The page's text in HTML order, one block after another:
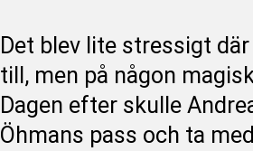
Det blev lite stressigt
till, men på någon
Dagen efter skulle
Öhmans pass och ta